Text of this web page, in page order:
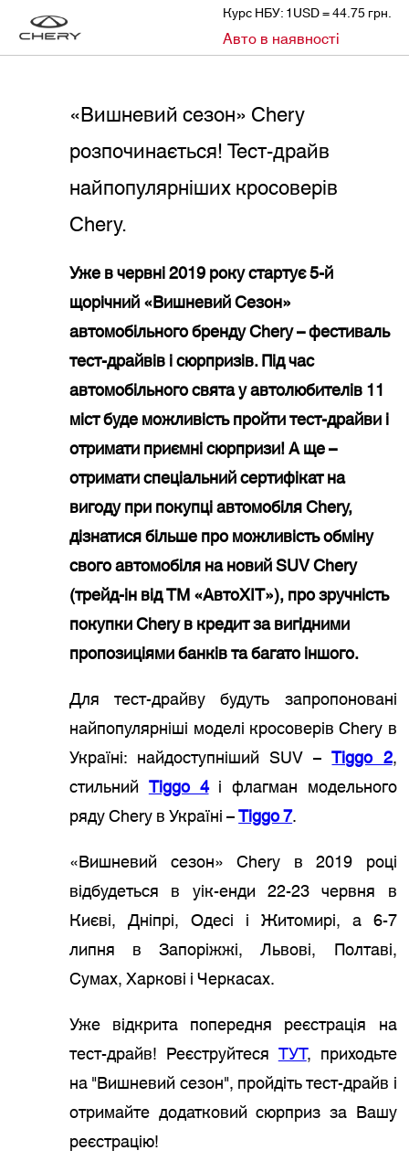
Курс НБУ: 1USD = 44.75 грн.
Авто в наявності
CHERY «ВИШНЕВИЙ СЕЗОН» CHERY РОЗПОЧИНАЄТЬСЯ! ТЕСТ-ДРАЙВ НАЙПОПУЛЯРНІШИХ КРОСОВЕРІВ CHERY.
«Вишневий сезон» Chery
розпочинається! Тест-драйв
найпопулярніших кросоверів
Chery.
Уже в червні 2019 року стартує 5-й
щорічний «Вишневий Сезон»
автомобільного бренду Chery – фестиваль
тест-драйвів і сюрпризів. Під час
автомобільного свята у автолюбителів 11
міст буде можливість пройти тест-драйви і
отримати приємні сюрпризи! А ще –
отримати спеціальний сертифікат на
вигоду при покупці автомобіля Chery,
дізнатися більше про можливість обміну
свого автомобіля на новий SUV Chery
(трейд-ін від ТМ «АвтоХІТ»), про зручність
покупки Chery в кредит за вигідними
пропозиціями банків та багато іншого.
Для тест-драйву будуть запропоновані
найпопулярніші моделі кросоверів Chery в
Україні: найдоступніший SUV –Tiggo 2,
стильнийTiggo 4і флагман модельного
ряду Chery в Україні –Tiggo 7.
«Вишневий сезон» Chery в 2019 році
відбудеться в уік-енди 22-23 червня в
Києві, Дніпрі, Одесі і Житомирі, а 6-7
липня в Запоріжжі, Львові, Полтаві,
Сумах, Харкові і Черкасах.
Уже відкрита попередня реєстрація на
тест-драйв! РеєструйтесяТУТ, приходьте
на "Вишневий сезон", пройдіть тест-драйв і
отримайте додатковий сюрприз за Вашу
реєстрацію!